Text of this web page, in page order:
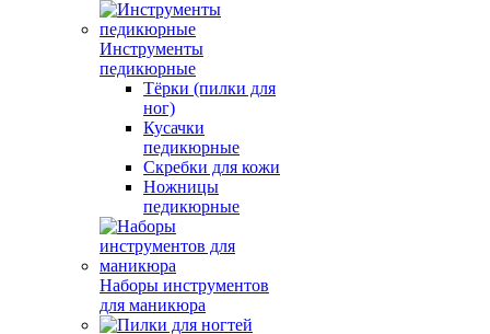
Инструменты
педикюрные
Тёрки (пилки для
ног)
Кусачки
педикюрные
Скребки для кожи
Ножницы
педикюрные
Наборы инструментов
для маникюра